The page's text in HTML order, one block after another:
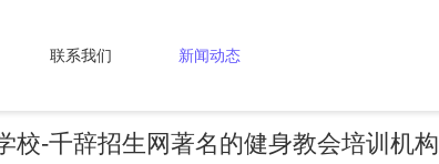
联系我们 新闻动态
校-千辞招生网著名的健身教会培训机构